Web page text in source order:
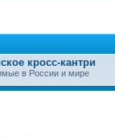
кросс-кантри
в России и мире